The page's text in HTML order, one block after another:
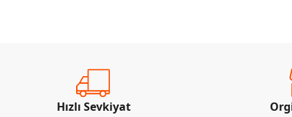
Hızlı Sevkiyat